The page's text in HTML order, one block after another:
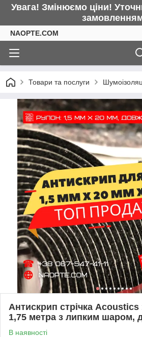
Увага! Змінюємо ціни!
NAOPTE.COM
Товари та послуги
Антискрип стрічка
1,75 метра з липким шаром,
В наявності